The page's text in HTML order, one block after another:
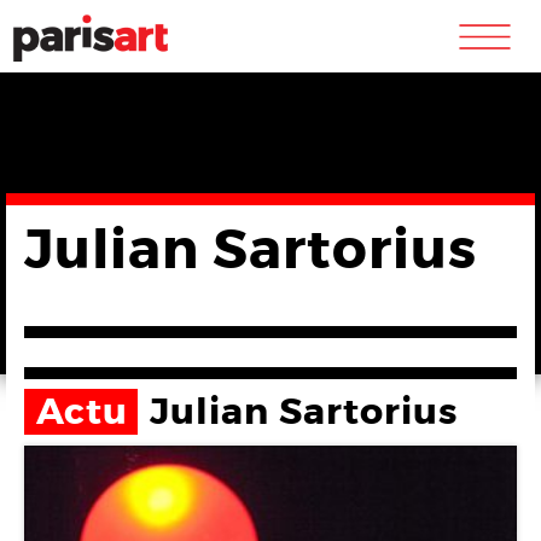
m
Julian Sartorius
Actu Julian Sartorius